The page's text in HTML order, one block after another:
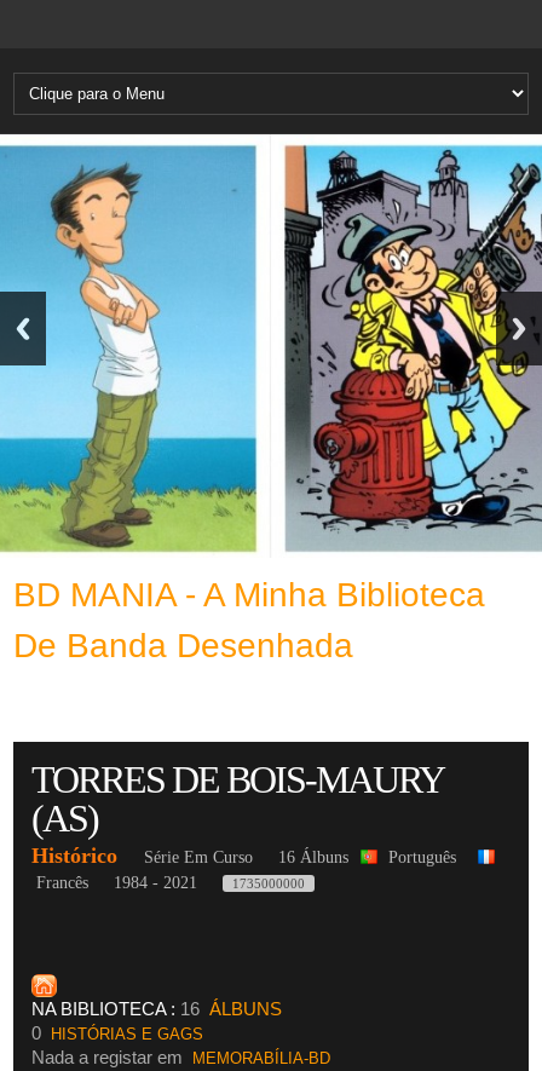
BD MANIA - A Minha Biblioteca
De Banda Desenhada
TORRES DE BOIS-MAURY
(AS)
Histórico Série Em Curso 16 Álbuns
Português
Francês
1984 - 2021 1735000000
NA BIBLIOTECA : 16 ÁLBUNS
0
HISTÓRIAS E GAGS
Nada a registar em MEMORABÍLIA-BD